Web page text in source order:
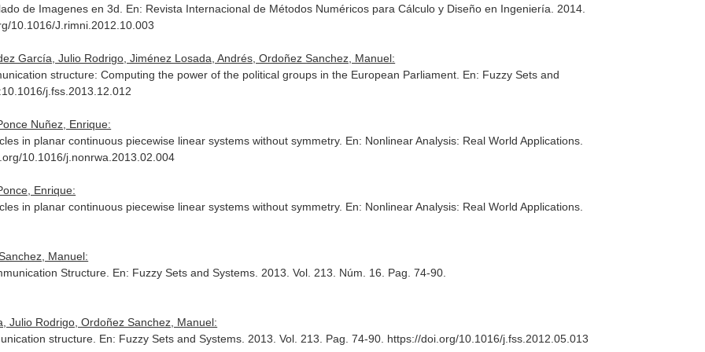
de Imagenes en 3d. En: Revista Internacional de Métodos Numéricos para Cálculo y Diseño en Ingeniería . 2014.
10.1016/J.rimni.2012.10.003
García, Julio Rodrigo, Jiménez Losada, Andrés, Ordoñez Sanchez, Manuel:
structure: Computing the power of the political groups in the European Parliament. En: Fuzzy Sets and
j.fss.2013.12.012
Nuñez, Enrique:
in planar continuous piecewise linear systems without symmetry. En: Nonlinear Analysis: Real World Applications
10.1016/j.nonrwa.2013.02.004
Enrique:
in planar continuous piecewise linear systems without symmetry. En: Nonlinear Analysis: Real World Applications
Manuel:
Structure. En: Fuzzy Sets and Systems . 2013. Vol. 213. Núm. 16. Pag. 74-90.
Julio Rodrigo, Ordoñez Sanchez, Manuel:
structure. En: Fuzzy Sets and Systems . 2013. Vol. 213. Pag. 74-90. https://doi.org/10.1016/j.fss.2012.05.013